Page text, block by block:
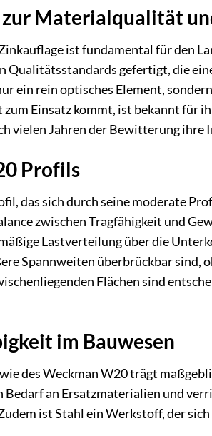
Materialqualität
ist fundamental für den
Qualitätsstandards gefertigt, die
ein rein optisches Element,
Einsatz kommt, ist bekannt für
vielen Jahren der Bewitterung
Profils
das sich durch seine moderate
zwischen Tragfähigkeit und
Lastverteilung über die
Spannweiten überbrückbar sind,
Flächen sind
im Bauwesen
des Weckman W20 trägt
Bedarf an Ersatzmaterialien und
ist Stahl ein Werkstoff, der